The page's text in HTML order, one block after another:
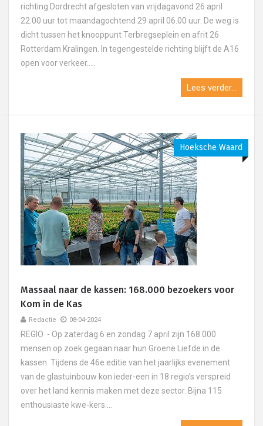
richting Dordrecht afgesloten van vrijdagavond 26 april
22.00 uur tot maandagochtend 29 april 06.00 uur. De weg is
dicht tussen het knooppunt Terbregseplein en afrit 26
Rotterdam Kralingen. In tegengestelde richting blijft de A16
open voor verkeer.....
Lees verder...
Hoeksche Waard
Massaal naar de kassen: 168.000 bezoekers voor
Kom in de Kas
Redactie 08-04-2024
REGIO - Op zaterdag 6 en zondag 7 april zijn 168.000
mensen op zoek gegaan naar hun Groene Liefde in de
kassen. Tijdens de 46e editie van het jaarlijks evenement
van de glastuinbouw kon ieder-een in 18 regio’s verspreid
over het land kennis maken met deze sector. Bijna 115
enthousiaste kwe-kers....